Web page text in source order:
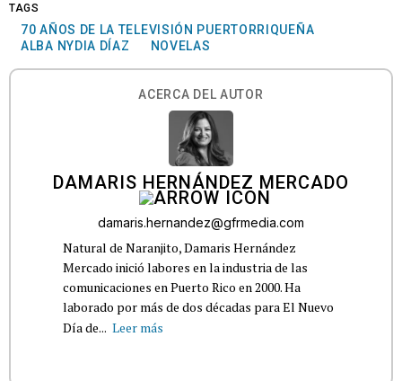
TAGS
70 AÑOS DE LA TELEVISIÓN PUERTORRIQUEÑA
ALBA NYDIA DÍAZ
NOVELAS
ACERCA DEL AUTOR
DAMARIS HERNÁNDEZ MERCADO
damaris.hernandez@gfrmedia.com
Natural de Naranjito, Damaris Hernández
Mercado inició labores en la industria de las
comunicaciones en Puerto Rico en 2000. Ha
laborado por más de dos décadas para El Nuevo
Día de... Leer más